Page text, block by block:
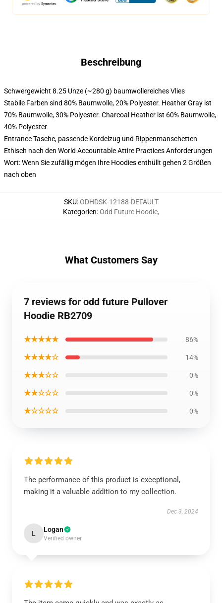
Beschreibung
Schwergewicht 8.25 Unze (~280 g) baumwollereiches Vlies
Stabile Farben sind 80% Baumwolle, 20% Polyester. Heather Gray ist
70% Baumwolle, 30% Polyester. Charcoal Heather ist 60% Baumwolle,
40% Polyester
Entrance Tasche, passende Kordelzug und Rippenmanschetten
Ethisch nach den World Accountable Attire Practices Anforderungen
Wort: Wenn Sie zufällig mögen Ihre Hoodies enthüllt gehen 2 Größen
nach oben
SKU:ODHDSK-12188-DEFAULT
Kategorien:Odd Future Hoodie,
What Customers Say
7 reviews for odd future Pullover
Hoodie RB2709
★★★★★ 86%
★★★★☆ 14%
★★★☆☆ 0%
★★☆☆☆ 0%
★☆☆☆☆ 0%
The performance of this product is exceptional,
making it a valuable addition to my collection.
Dec 3, 2024
L Logan
Verified owner